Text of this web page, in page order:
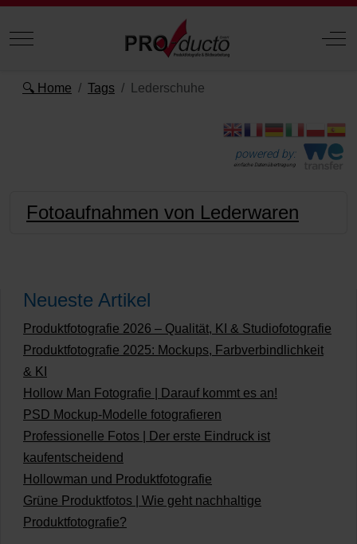
Mobile Menu Toggle Off-
🔍 Home Tags Lederschuhe
powered by:
einfache Datenübertragung
Fotoaufnahmen von Lederwaren
Neueste Artikel
Produktfotografie 2026 – Qualität, KI & Studiofotografie
Produktfotografie 2025: Mockups, Farbverbindlichkeit
& KI
Hollow Man Fotografie | Darauf kommt es an!
PSD Mockup-Modelle fotografieren
Professionelle Fotos | Der erste Eindruck ist
kaufentscheidend
Hollowman und Produktfotografie
Grüne Produktfotos | Wie geht nachhaltige
Produktfotografie?